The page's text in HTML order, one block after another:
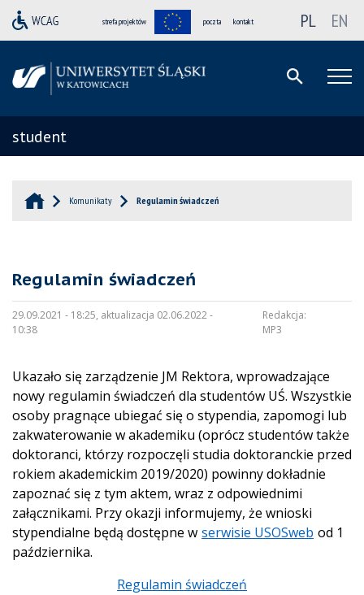
strefa projektów poczta kontakt PL EN
student
Komunikaty Regulamin świadczeń
Regulamin świadczeń
29.09.2021 - 18:25, aktualizacja 02.06.2022 -
10:38
Redakcja:
MP3
Ukazało się zarządzenie JM Rektora, wprowadzające
nowy regulamin świadczeń dla studentów UŚ. Wszystkie
osoby pragnące ubiegać się o stypendia, zapomogi lub
zakwaterowanie w akademiku (oprócz studentów także
doktoranci, którzy rozpoczęli studia doktoranckie przed
rokiem akademickim 2019/2020) powinny dokładnie
zapoznać się z tym aktem, wraz z odpowiednimi
załącznikami. Przy okazji informujemy, że wnioski
stypendialne będą dostępne w serwisie USOSweb od 1
października.
Regulamin świadczeń